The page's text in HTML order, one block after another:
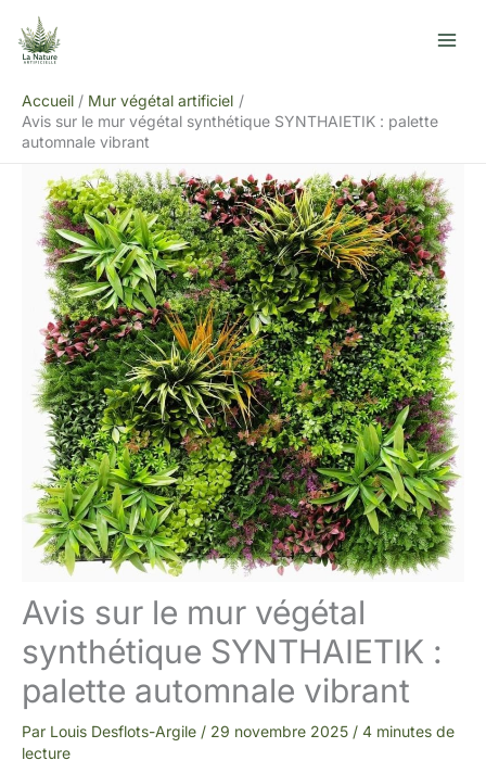
contenu
Accueil
Mur végétal artificiel
Avis sur le mur végétal synthétique SYNTHAIETIK : palette
automnale vibrant
Avis sur le mur végétal
synthétique SYNTHAIETIK :
palette automnale vibrant
Par Louis Desflots-Argile / 29 novembre 2025 / 4 minutes de
lecture
e
h
e